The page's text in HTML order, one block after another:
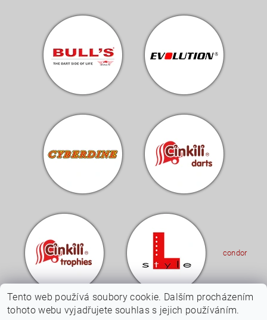
condor
Tento web používá soubory cookie. Dalším procházením
tohoto webu vyjadřujete souhlas s jejich používáním.